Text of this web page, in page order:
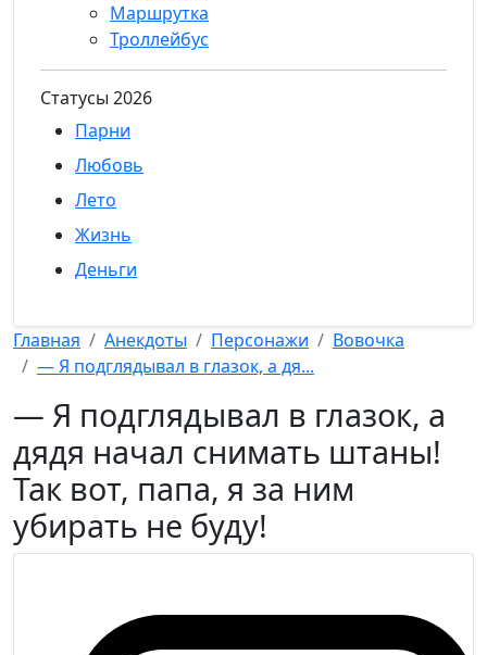
Маршрутка
Троллейбус
Статуcы 2026
Парни
Любовь
Лето
Жизнь
Деньги
Главная Анекдоты Персонажи
Вовочка
— Я подглядывал в глазок, а дя...
— Я подглядывал в глазок, а
дядя начал снимать штаны!
Так вот, папа, я за ним
убирать не буду!